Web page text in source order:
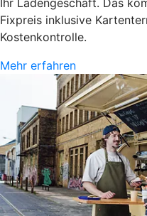
Ihr Ladengeschäft. Das
Fixpreis inklusive
Kostenkontrolle.
Mehr erfahren